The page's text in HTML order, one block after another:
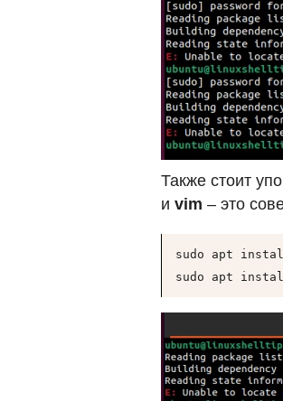
Также стоит
и vim – это
sudo apt
sudo apt